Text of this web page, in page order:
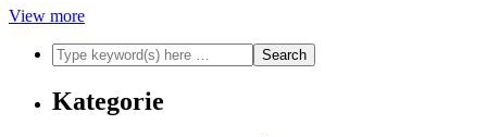
View more
Kategorie